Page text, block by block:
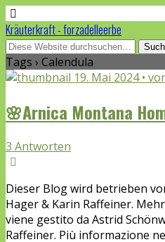
Kräuterkraft - forzadelleerbe
Tags › Calendula
19. Mai 2024 •
🌸Arnica Montana
3 Antworten
Dieser Blog wird betrieben
Hager & Karin Raffeiner.
viene gestito da Astrid
Raffeiner. Più informazione